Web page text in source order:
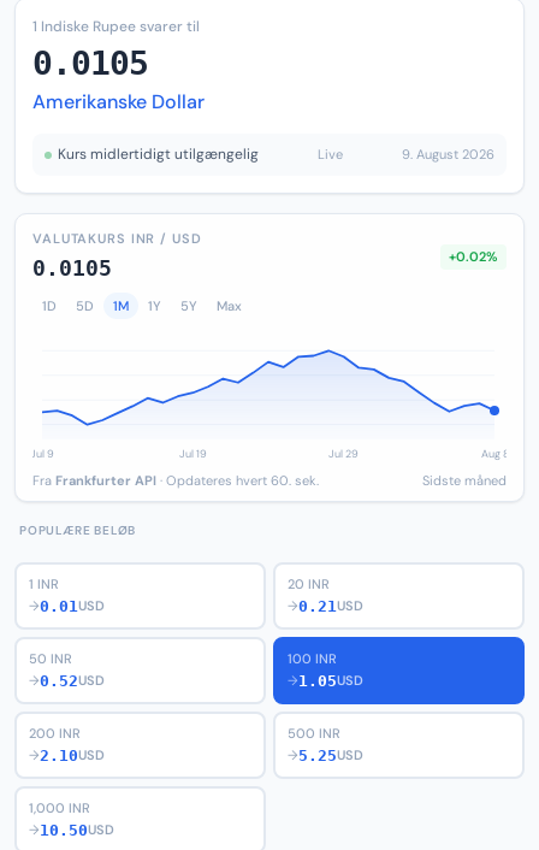
1 Indiske Rupee svarer til
0.0105
Amerikanske Dollar
Kurs midlertidigt utilgængelig Live 9. August 2026
VALUTAKURS INR / USD
0.0105 +0.02%
1D 5D 1M 1Y 5Y Max
Fra Frankfurter API · Opdateres hvert 60. sek. Sidste måned
POPULÆRE BELØB
1 INR
→0.01USD
20 INR
→0.21USD
50 INR
→0.52USD
100 INR
→1.05USD
200 INR
→2.10USD
500 INR
→5.25USD
1,000 INR
→10.50USD